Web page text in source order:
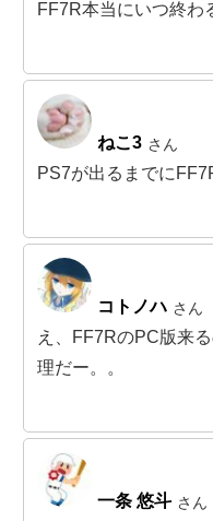
FF7R本当にいつ終
ねこ3 さん
PS7が出るまでに
コトノハ さん
え、FF7RのPC版来
理だー。。
一条 悠斗 さん